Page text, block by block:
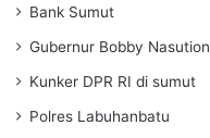
Bank Sumut
Gubernur Bobby Nasution
Kunker DPR RI di sumut
Polres Labuhanbatu